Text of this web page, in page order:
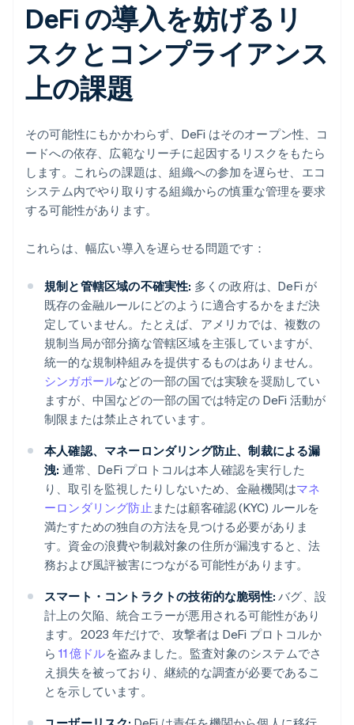
DeFi の導入を妨げるリ
スクとコンプライアンス
上の課題
その可能性にもかかわらず、DeFi はそのオープン性、コ
ードへの依存、広範なリーチに起因するリスクをもたら
します。これらの課題は、組織への参加を遅らせ、エコ
システム内でやり取りする組織からの慎重な管理を要求
する可能性があります。
これらは、幅広い導入を遅らせる問題です：
規制と管轄区域の不確実性: 多くの政府は、DeFi が
既存の金融ルールにどのように適合するかをまだ決
定していません。たとえば、アメリカでは、複数の
規制当局が部分摘な管轄区域を主張していますが、
統一的な規制枠組みを提供するものはありません。
シンガポールなどの一部の国では実験を奨励してい
ますが、中国などの一部の国では特定の DeFi 活動が
制限または禁止されています。
本人確認、マネーロンダリング防止、制裁による漏
洩: 通常、DeFi プロトコルは本人確認を実行した
り、取引を監視したりしないため、金融機関はマネ
ーロンダリング防止 または顧客確認 (KYC) ルールを
満たすための独自の方法を見つける必要がありま
す。資金の浪費や制裁対象の住所が漏洩すると、法
務および風評被害につながる可能性があります。
スマート・コントラクトの技術的な脆弱性: バグ、設
計上の欠陥、統合エラーが悪用される可能性があり
ます。2023 年だけで、攻撃者は DeFi プロトコルか
ら11 億ドルを盗みました。監査対象のシステムでさ
え損失を被っており、継続的な調査が必要であるこ
とを示しています。